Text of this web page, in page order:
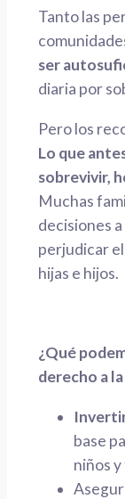
Tanto las
ser
diaria por
Pero los
Lo que
sobrevivir,
Muchas
decisiones
perjudicar
hijas e hijos.
¿Qué
derecho a
base
niños